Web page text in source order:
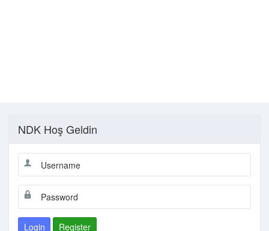
NDK Hoş Geldin
Login Register